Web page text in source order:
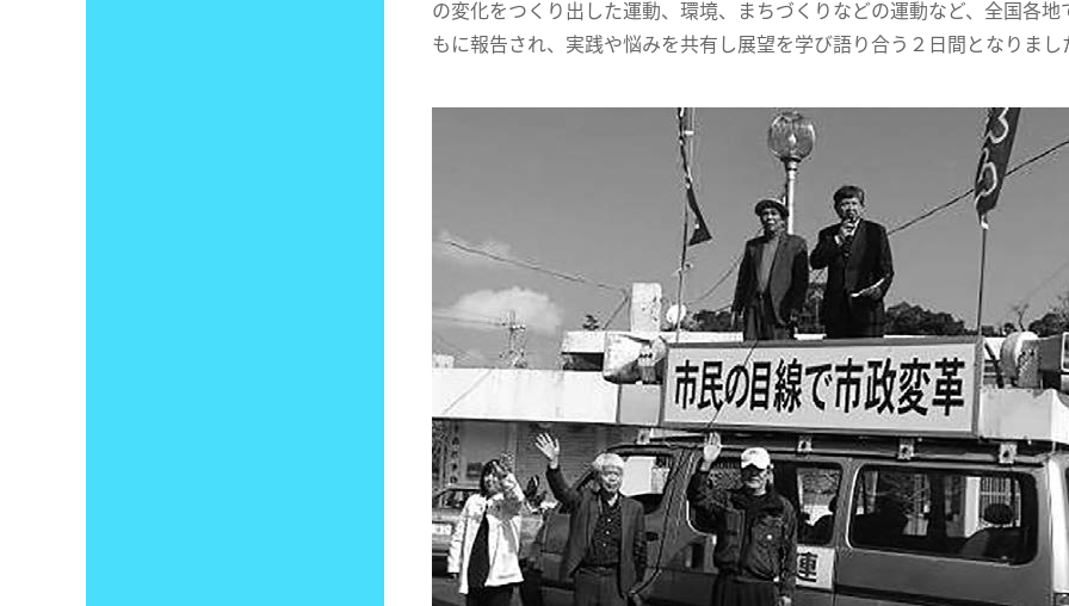
の変化をつくり出した運動、環境、まちづくりなどの運動など、全国各
もに報告され、実践や悩みを共有し展望を学び語り合う２日間となりまし